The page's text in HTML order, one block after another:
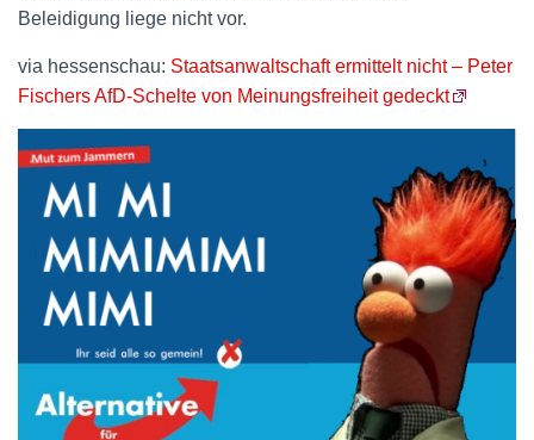
Beleidigung liege nicht vor.
via hessenschau: Staatsanwaltschaft ermittelt nicht – Peter
Fischers AfD-Schelte von Meinungsfreiheit gedeckt